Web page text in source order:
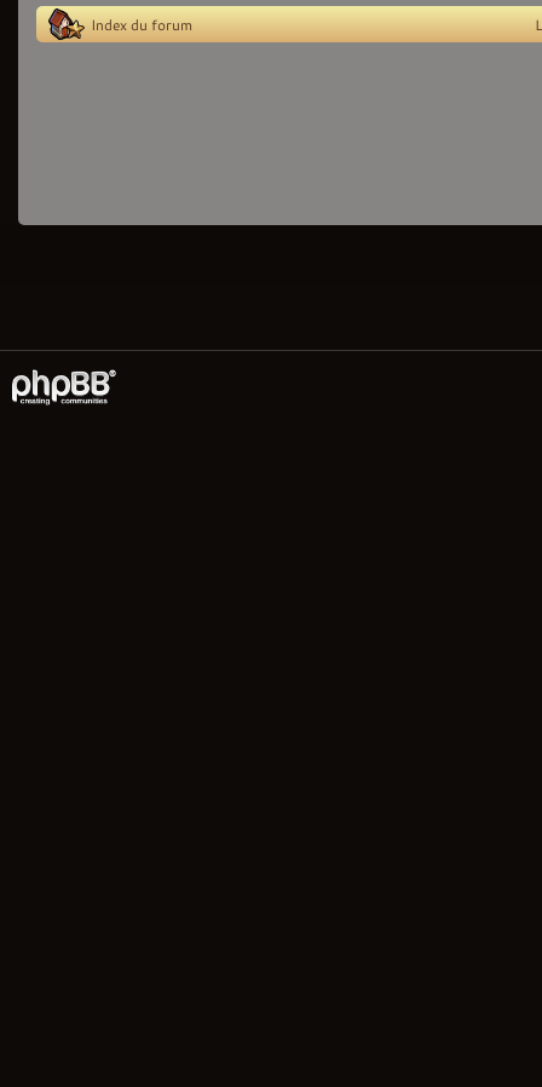
Index du forum